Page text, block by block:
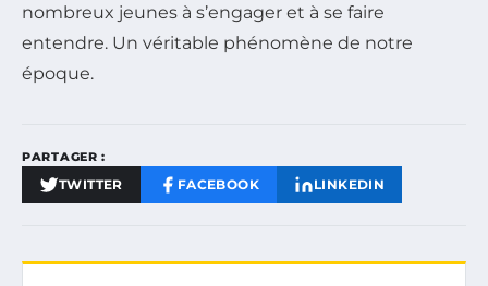
nombreux jeunes à s’engager et à se faire
entendre. Un véritable phénomène de notre
époque.
PARTAGER :
TWITTER FACEBOOK LINKEDIN